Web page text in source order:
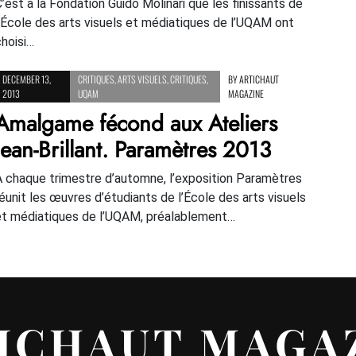
à la Fondation Guido Molinari que les finissants de
des arts visuels et médiatiques de l’UQAM ont
DECEMBER 13,
2013
CRITIQUES ARTS VISUELS CRITIQUES
UQAM
BYARTICHAUT
MAGAZINE
fécond aux Ateliers
Brillant. Paramètres 2013
chaque trimestre d’automne, l’exposition Paramètres
les œuvres d’étudiants de l’École des arts visuels
médiatiques de l’UQAM, préalablement…